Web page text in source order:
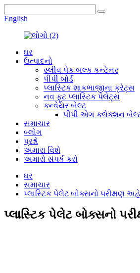
English
ઘર
ઉત્પાદનો
સ્લીવ પેક બલ્ક કન્ટેનર
પીપી બોર્ડ
પ્લાસ્ટિક શાકભાજીના ક્રેટ્સ
નવ ફૂટ પ્લાસ્ટિક પેલેટ્સ
કન્વેયર બેલ્ટ
પીપી એગ કલેક્શન
સમાચાર
બ્લોગ
પ્રશ્નો
અમારા વિશે
અમારો સંપર્ક કરો
ઘર
સમાચાર
પ્લાસ્ટિક પેલેટ બોક્સનો પરીક્ષણ
પ્લાસ્ટિક પેલેટ બોક્સનો